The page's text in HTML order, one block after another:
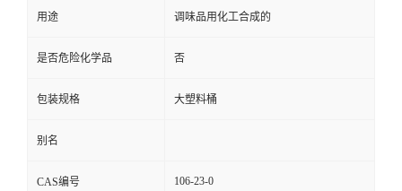
用途 调味品用化工合成的
是否危险化学品 否
包装规格 大塑料桶
别名
CAS编号 106-23-0